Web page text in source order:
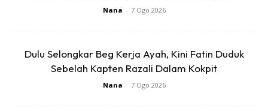
Nana - 7 Ogo 2026
Dulu Selongkar Beg Kerja Ayah, Kini Fatin Duduk
Sebelah Kapten Razali Dalam Kokpit
Nana - 7 Ogo 2026